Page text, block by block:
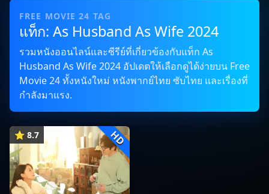
FREE MOVIE 24 TAG
แท็ก: As Husband As Wife 2024
รวมหนังออนไลน์และซีรีย์ที่เกี่ยวข้องกับแท็ก As
Husband As Wife 2024 อัปเดตให้เลือกดูได้ง่ายบน Free
Movie 24 ทั้งหนังใหม่ หนังพากย์ไทย ซับไทย และเรื่องที่
กำลังมาแรง.
⭐ 8.7 HD